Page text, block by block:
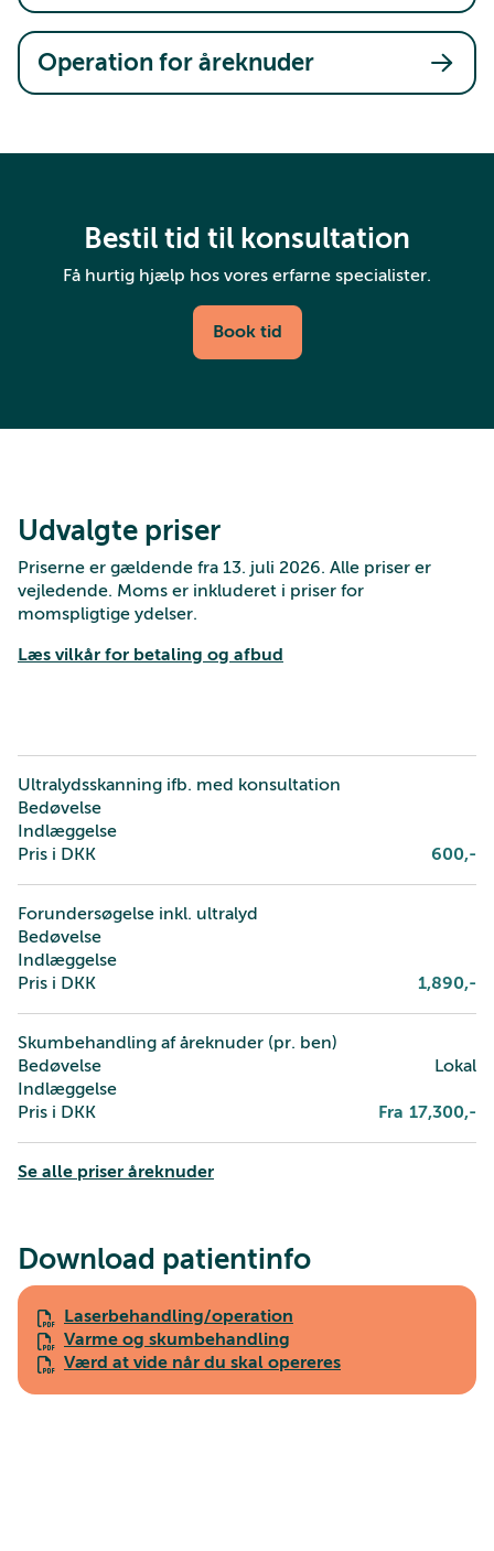
Operation for åreknuder
Bestil tid til konsultation
Få hurtig hjælp hos vores erfarne specialister.
Book tid
Udvalgte priser
Priserne er gældende fra 13. juli 2026. Alle priser er
vejledende. Moms er inkluderet i priser for
momspligtige ydelser.
Læs vilkår for betaling og afbud
Ultralydsskanning ifb. med konsultation
Bedøvelse
Indlæggelse
Pris i DKK
600,-
Forundersøgelse inkl. ultralyd
Bedøvelse
Indlæggelse
Pris i DKK
1,890,-
Skumbehandling af åreknuder (pr. ben)
Bedøvelse
Lokal
Indlæggelse
Pris i DKK
Fra 17,300,-
Se alle priser åreknuder
Download patientinfo
Laserbehandling/operation
Varme og skumbehandling
Værd at vide når du skal opereres